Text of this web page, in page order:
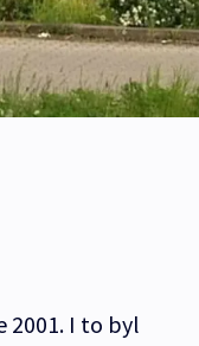
2001. I to byl